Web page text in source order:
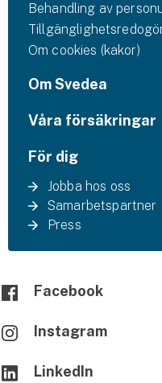
Behandling av
Om cookies (kakor)
Om Svedea
Våra försäkringar
För dig
Jobba hos oss
Samarbetspartner
Press
Facebook
Instagram
LinkedIn